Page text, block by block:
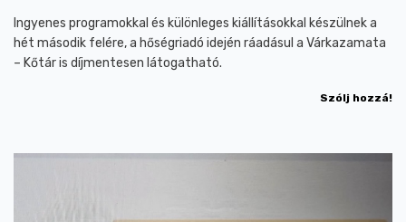
Ingyenes programokkal és különleges kiállításokkal készülnek a
hét második felére, a hőségriadó idején ráadásul a Várkazamata
– Kőtár is díjmentesen látogatható.
Szólj hozzá!